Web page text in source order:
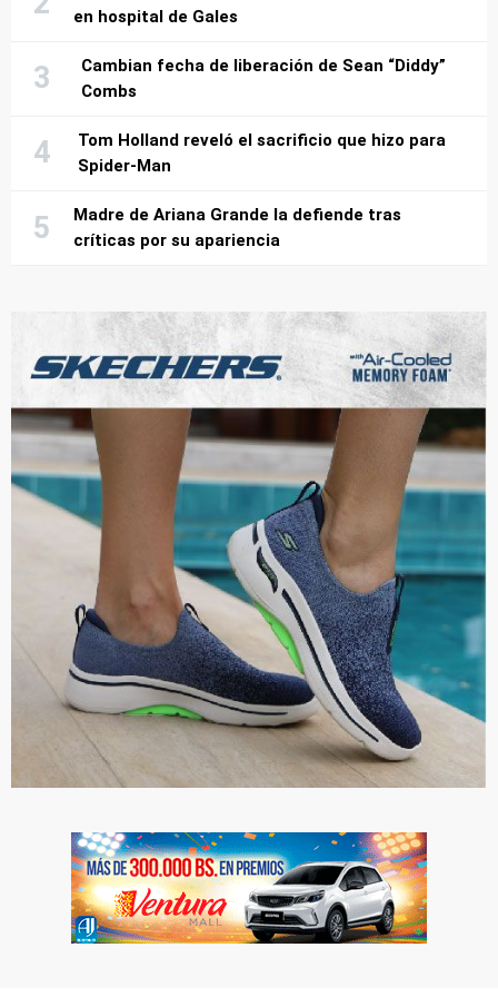
en hospital de Gales
Cambian fecha de liberación de Sean “Diddy”
Combs
Tom Holland reveló el sacrificio que hizo para
Spider-Man
Madre de Ariana Grande la defiende tras
críticas por su apariencia